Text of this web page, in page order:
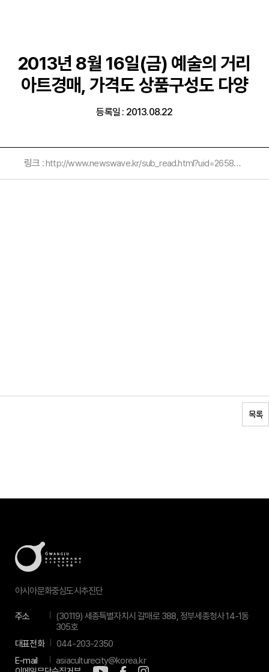
2013년 8월 16일(금) 예술의 거리
아트경매, 가격도 상품구성도 다양
등록일 : 2013.08.22
링크 :http://www.newswave.kr/sub_read.html?uid=265888#
목록
아시아문화중심도시추진단
주소
(30119) 세종특별자치시 갈매로 388, 정부세종청사 14-1동
305호
대표전화
044-203-2350
E-mail
asiaculturecity@korea.kr